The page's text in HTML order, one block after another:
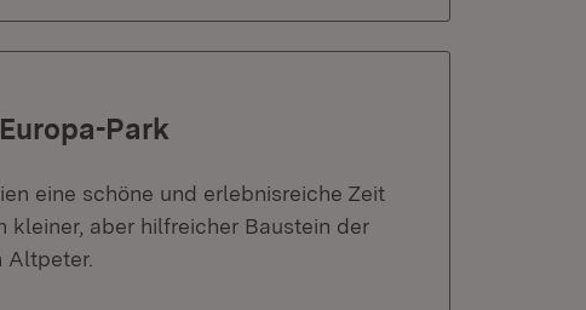
Park
eine schöne und erlebnisreiche Zeit
aber hilfreicher Baustein der
Altpeter.